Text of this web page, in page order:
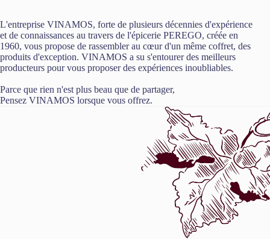
L'entreprise VINAMOS, forte de plusieurs décennies d'expérience
et de connaissances au travers de l'épicerie PEREGO, créée en
1960, vous propose de rassembler au cœur d'un même coffret, des
produits d'exception. VINAMOS a su s'entourer des meilleurs
producteurs pour vous proposer des expériences inoubliables.
Parce que rien n'est plus beau que de partager,
Pensez VINAMOS lorsque vous offrez.